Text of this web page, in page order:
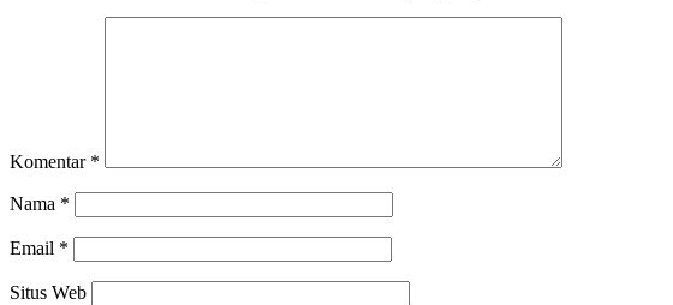
Komentar *
Nama *
Email *
Situs Web